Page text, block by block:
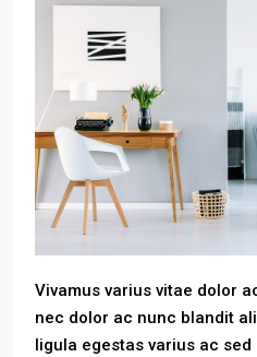
Vivamus varius vitae dolor
nec dolor ac nunc blandit
ligula egestas varius ac sed